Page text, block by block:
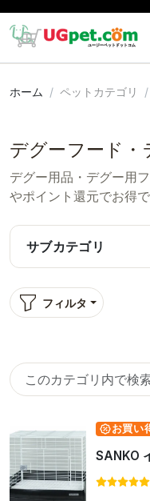
ホーム ペットカテゴリ
デグーフード・
デグー用品・デグー用
やポイント還元でお得で
サブカテゴリ
フィルタ
お買い
SANKO